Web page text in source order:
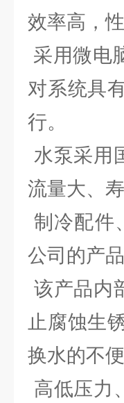
效率高，
采用微电
对系统具
行。
水泵采用
流量大、
制冷配件
公司的产品
该产品内
止腐蚀生
换水的不便
高低压力